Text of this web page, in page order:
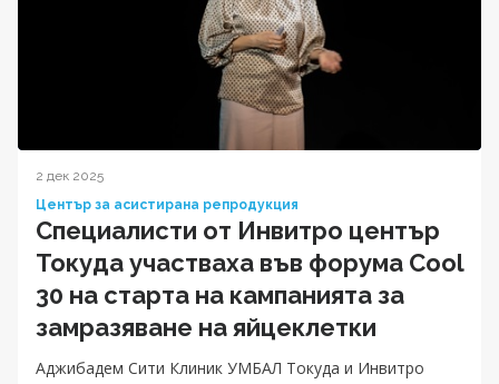
2 дек 2025
Център за асистирана репродукция
Специалисти от Инвитро център
Токуда участваха във форума Cool
30 на старта на кампанията за
замразяване на яйцеклетки
Аджибадем Сити Клиник УМБАЛ Токуда и Инвитро